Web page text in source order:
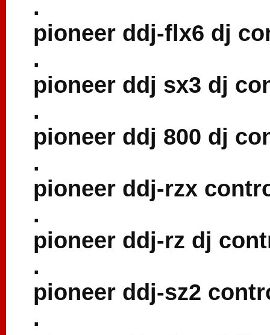
.
pioneer ddj-flx6 dj
.
pioneer ddj sx3 dj
.
pioneer ddj 800 dj
.
pioneer ddj-rzx
.
pioneer ddj-rz dj
.
pioneer ddj-sz2
.